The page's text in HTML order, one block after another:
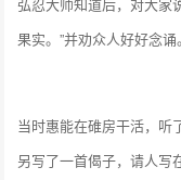
果实。”并劝众人好好念诵。
当时惠能在碓房干活，听
另写了一首偈子，请人写